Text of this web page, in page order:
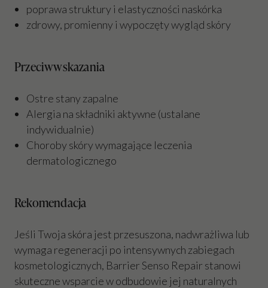
poprawa struktury i elastyczności naskórka
zdrowy, promienny i wypoczęty wygląd skóry
Przeciwwskazania
Ostre stany zapalne
Alergia na składniki aktywne (ustalane
indywidualnie)
Choroby skóry wymagające leczenia
dermatologicznego
Rekomendacja
Jeśli Twoja skóra jest przesuszona, nadwrażliwa lub
wymaga regeneracji po intensywnych zabiegach
kosmetologicznych, Barrier Senso Repair stanowi
skuteczne wsparcie w odbudowie jej naturalnych